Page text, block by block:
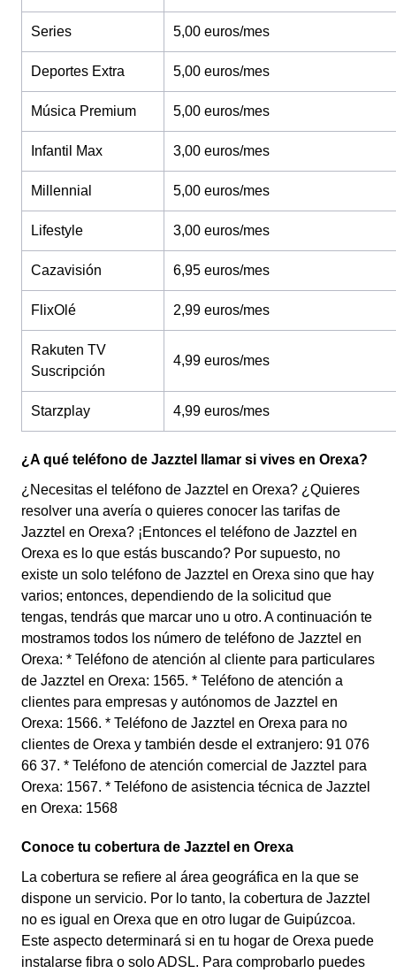
Series 5,00 euros/mes
Deportes Extra 5,00 euros/mes
Música Premium 5,00 euros/mes
Infantil Max 3,00 euros/mes
Millennial 5,00 euros/mes
Lifestyle 3,00 euros/mes
Cazavisión 6,95 euros/mes
FlixOlé 2,99 euros/mes
Rakuten TV
Suscripción
4,99 euros/mes
Starzplay 4,99 euros/mes
¿A qué teléfono de Jazztel llamar si vives en Orexa?
¿Necesitas el teléfono de Jazztel en Orexa? ¿Quieres
resolver una avería o quieres conocer las tarifas de
Jazztel en Orexa? ¡Entonces el teléfono de Jazztel en
Orexa es lo que estás buscando? Por supuesto, no
existe un solo teléfono de Jazztel en Orexa sino que hay
varios; entonces, dependiendo de la solicitud que
tengas, tendrás que marcar uno u otro. A continuación te
mostramos todos los número de teléfono de Jazztel en
Orexa: * Teléfono de atención al cliente para particulares
de Jazztel en Orexa: 1565. * Teléfono de atención a
clientes para empresas y autónomos de Jazztel en
Orexa: 1566. * Teléfono de Jazztel en Orexa para no
clientes de Orexa y también desde el extranjero: 91 076
66 37. * Teléfono de atención comercial de Jazztel para
Orexa: 1567. * Teléfono de asistencia técnica de Jazztel
en Orexa: 1568
Conoce tu cobertura de Jazztel en Orexa
La cobertura se refiere al área geográfica en la que se
dispone un servicio. Por lo tanto, la cobertura de Jazztel
no es igual en Orexa que en otro lugar de Guipúzcoa.
Este aspecto determinará si en tu hogar de Orexa puede
instalarse fibra o solo ADSL. Para comprobarlo puedes